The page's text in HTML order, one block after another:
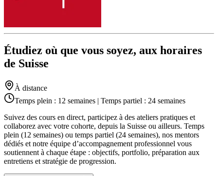
Étudiez où que vous soyez, aux horaires
de Suisse
À distance
Temps plein : 12 semaines | Temps partiel : 24 semaines
Suivez des cours en direct, participez à des ateliers pratiques et
collaborez avec votre cohorte, depuis la Suisse ou ailleurs. Temps
plein (12 semaines) ou temps partiel (24 semaines), nos mentors
dédiés et notre équipe d’accompagnement professionnel vous
soutiennent à chaque étape : objectifs, portfolio, préparation aux
entretiens et stratégie de progression.